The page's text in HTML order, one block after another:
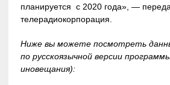
планируется с 2020 года», —
телерадиокорпорация.
Ниже вы можете посмотреть
по русскоязычной версии
иновещания):